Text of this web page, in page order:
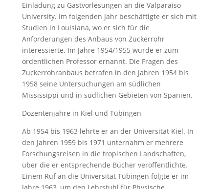
Einladung zu Gastvorlesungen an die Valparaiso
University. Im folgenden Jahr beschäftigte er sich mit
Studien in Louisiana, wo er sich für die
Anforderungen des Anbaus von Zuckerrohr
interessierte. Im Jahre 1954/1955 wurde er zum
ordentlichen Professor ernannt. Die Fragen des
Zuckerrohranbaus betrafen in den Jahren 1954 bis
1958 seine Untersuchungen am südlichen
Mississippi und in südlichen Gebieten von Spanien.
Dozentenjahre in Kiel und Tübingen
Ab 1954 bis 1963 lehrte er an der Universität Kiel. In
den Jahren 1959 bis 1971 unternahm er mehrere
Forschungsreisen in die tropischen Landschaften,
über die er entsprechende Bücher veröffentlichte.
Einem Ruf an die Universität Tübingen folgte er im